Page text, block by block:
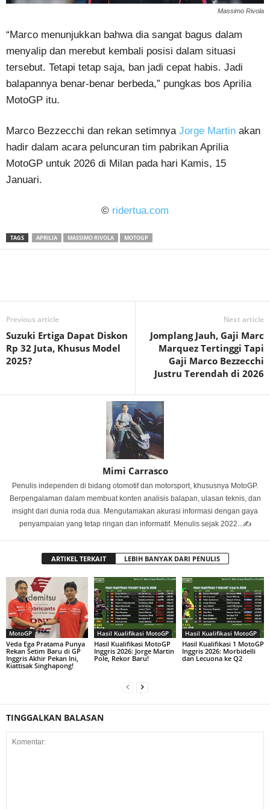
Massimo Rivola
“Marco menunjukkan bahwa dia sangat bagus dalam
menyalip dan merebut kembali posisi dalam situasi
tersebut. Tetapi tetap saja, ban jadi cepat habis. Jadi
balapannya benar-benar berbeda,” pungkas bos Aprilia
MotoGP itu.
Marco Bezzecchi dan rekan setimnya Jorge Martin akan
hadir dalam acara peluncuran tim pabrikan Aprilia
MotoGP untuk 2026 di Milan pada hari Kamis, 15
Januari.
© ridertua.com
TAGS APRILIA MASSIMO RIVOLA MOTOGP
Previous article
Suzuki Ertiga Dapat Diskon
Rp 32 Juta, Khusus Model
2025?
Next article
Jomplang Jauh, Gaji Marc
Marquez Tertinggi Tapi
Gaji Marco Bezzecchi
Justru Terendah di 2026
Mimi Carrasco
Penulis independen di bidang otomotif dan motorsport, khususnya MotoGP.
Berpengalaman dalam membuat konten analisis balapan, ulasan teknis, dan
insight dari dunia roda dua. Mengutamakan akurasi informasi dengan gaya
penyampaian yang tetap ringan dan informatif. Menulis sejak 2022...✍️
ARTIKEL TERKAIT LEBIH BANYAK DARI PENULIS
MotoGP
Veda Ega Pratama Punya
Rekan Setim Baru di GP
Inggris Akhir Pekan Ini,
Kiattisak Singhapong!
Hasil Kualifikasi MotoGP
Hasil Kualifikasi MotoGP
Inggris 2026: Jorge Martin
Pole, Rekor Baru!
Hasil Kualifikasi MotoGP
Hasil Kualifikasi 1 MotoGP
Inggris 2026: Morbidelli
dan Lecuona ke Q2
TINGGALKAN BALASAN